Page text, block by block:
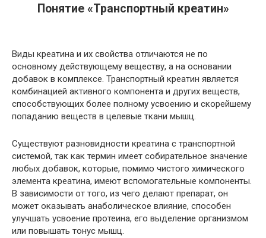
Понятие «Транспортный креатин»
Виды креатина и их свойства отличаются не по
основному действующему веществу, а на основании
добавок в комплексе. Транспортный креатин является
комбинацией активного компонента и других веществ,
способствующих более полному усвоению и скорейшему
попаданию веществ в целевые ткани мышц.
Существуют разновидности креатина с транспортной
системой, так как термин имеет собирательное значение
любых добавок, которые, помимо чистого химического
элемента креатина, имеют вспомогательные компоненты.
В зависимости от того, из чего делают препарат, он
может оказывать анаболическое влияние, способен
улучшать усвоение протеина, его выделение организмом
или повышать тонус мышц.